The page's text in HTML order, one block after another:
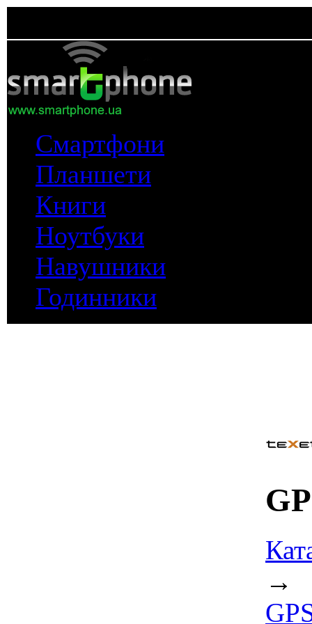
Смартфони
Планшети
Книги
Ноутбуки
Навушники
Годинники
→